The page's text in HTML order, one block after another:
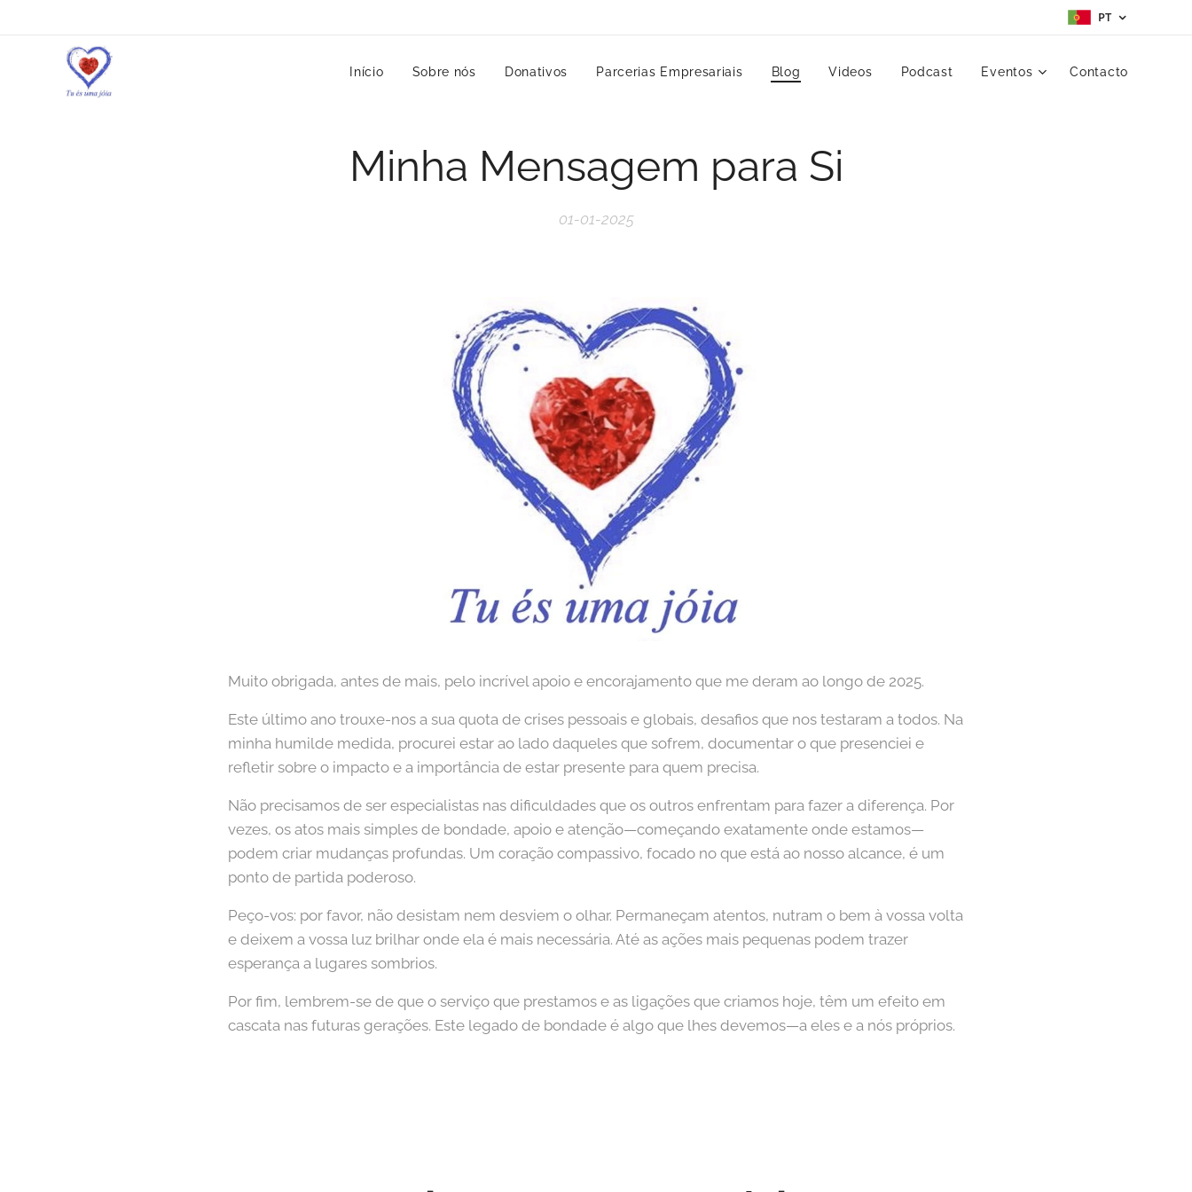
PT
Início Sobre nós Donativos Parcerias Empresariais Blog Videos Podcast Eventos Contacto
Minha Mensagem para Si
01-01-2025
Muito obrigada, antes de mais, pelo incrível apoio e encorajamento que me deram ao longo de 2025.
Este último ano trouxe-nos a sua quota de crises pessoais e globais, desafios que nos testaram a todos. Na
minha humilde medida, procurei estar ao lado daqueles que sofrem, documentar o que presenciei e
refletir sobre o impacto e a importância de estar presente para quem precisa.
Não precisamos de ser especialistas nas dificuldades que os outros enfrentam para fazer a diferença. Por
vezes, os atos mais simples de bondade, apoio e atenção—começando exatamente onde estamos—
podem criar mudanças profundas. Um coração compassivo, focado no que está ao nosso alcance, é um
ponto de partida poderoso.
Peço-vos: por favor, não desistam nem desviem o olhar. Permaneçam atentos, nutram o bem à vossa volta
e deixem a vossa luz brilhar onde ela é mais necessária. Até as ações mais pequenas podem trazer
esperança a lugares sombrios.
Por fim, lembrem-se de que o serviço que prestamos e as ligações que criamos hoje, têm um efeito em
cascata nas futuras gerações. Este legado de bondade é algo que lhes devemos—a eles e a nós próprios.